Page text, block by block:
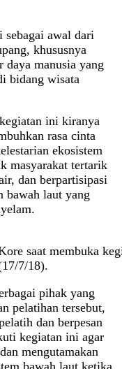
sebagai awal dari
khususnya
daya manusia yang
bidang wisata
ini kiranya
rasa cinta
ekosistem
masyarakat tertarik
dan berpartisipasi
bawah laut yang
saat membuka
7/18).
pihak yang
pelatihan tersebut,
dan berpesan
kegiatan ini agar
mengutamakan
bawah laut ketika